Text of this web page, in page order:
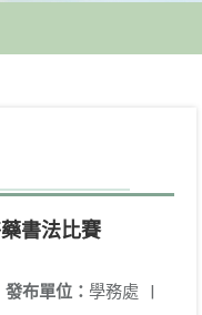
書法比賽
發布單位： 學務處 |